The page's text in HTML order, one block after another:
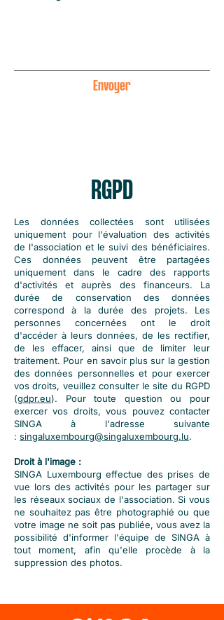
Envoyer
RGPD
Les données collectées sont utilisées
uniquement pour l'évaluation des activités
de l'association et le suivi des bénéficiaires.
Ces données peuvent être partagées
uniquement dans le cadre des rapports
d'activités et auprès des financeurs. La
durée de conservation des données
correspond à la durée des projets. Les
personnes concernées ont le droit
d'accéder à leurs données, de les rectifier,
de les effacer, ainsi que de limiter leur
traitement. Pour en savoir plus sur la gestion
des données personnelles et pour exercer
vos droits, veuillez consulter le site du RGPD
(gdpr.eu). Pour toute question ou pour
exercer vos droits, vous pouvez contacter
SINGA à l'adresse suivante
: singaluxembourg@singaluxembourg.lu.
Droit à l'image :
SINGA Luxembourg effectue des prises de
vue lors des activités pour les partager sur
les réseaux sociaux de l'association. Si vous
ne souhaitez pas être photographié ou que
votre image ne soit pas publiée, vous avez la
possibilité d'informer l'équipe de SINGA à
tout moment, afin qu'elle procède à la
suppression des photos.